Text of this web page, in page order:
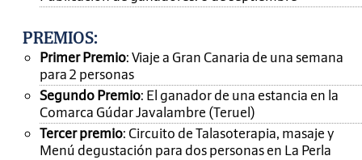
PREMIOS:
Primer Premio: Viaje a Gran Canaria de una semana
para 2 personas
Segundo Premio: El ganador de una estancia en la
Comarca Gúdar Javalambre (Teruel)
Tercer premio: Circuito de Talasoterapia, masaje y
Menú degustación para dos personas en La Perla